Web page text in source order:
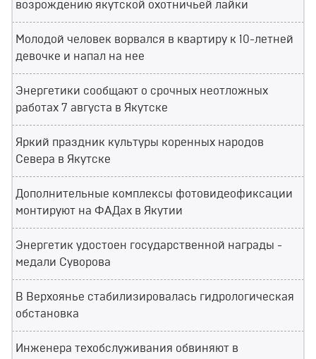
возрождению якутской охотничьей лайки
Молодой человек ворвался в квартиру к 10-летней
девочке и напал на нее
Энергетики сообщают о срочных неотложных
работах 7 августа в Якутске
Яркий праздник культуры коренных народов
Севера в Якутске
Дополнительные комплексы фотовидеофиксации
монтируют на ФАДах в Якутии
Энергетик удостоен государственной награды -
медали Суворова
В Верхоянье стабилизировалась гидрологическая
обстановка
Инженера техобслуживания обвиняют в